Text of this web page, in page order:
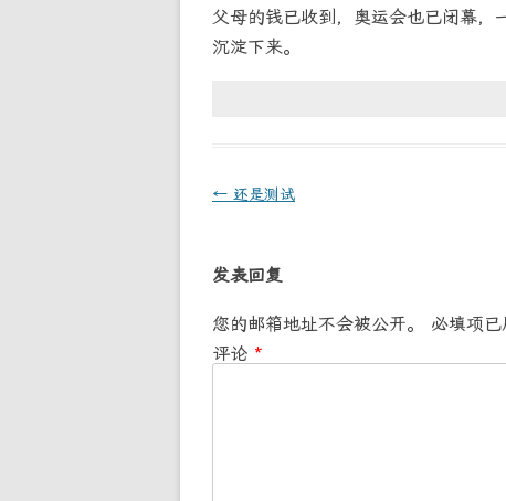
父母的钱已收到，奥运会也已闭幕，
沉淀下来。
文
航
← 还是测试
发表回复
您的邮箱地址不会被公开。 必填项已
评论 *